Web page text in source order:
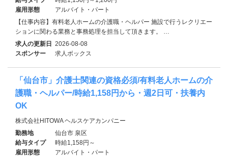
雇用形態
アルバイト・パート
【仕事内容】有料老人ホームの介護職・ヘルパー 施設で行うレクリエー
ションに関わる業務と事務処理を担当して頂きます。 …
求人の更新日 2026-08-08
スポンサー
求人ボックス
「仙台市」介護士関連の資格必須/有料老人ホームの介
護職・ヘルパー/時給1,158円から・週2日可・扶養内
OK
株式会社HITOWA ヘルスケアカンパニー
勤務地
仙台市 泉区
給与タイプ
時給1,158円～
雇用形態
アルバイト・パート